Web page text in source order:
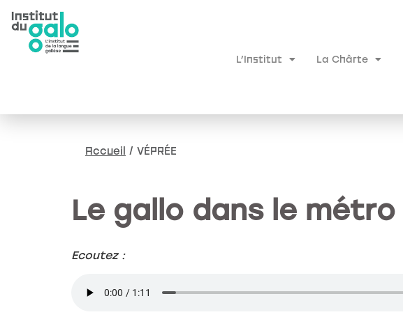
L’Institut La Chârte
Accueil / VÉPRÉE
Le gallo dans le métro
Ecoutez :